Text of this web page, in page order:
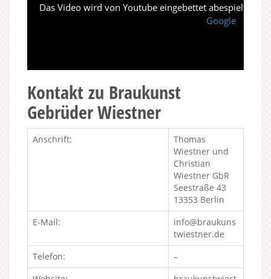
Das Video wird von Youtube eingebettet abespielt. Es
Google
Kontakt zu Braukunst
Gebrüder Wiestner
Anschrift:
Thomas
Wiestner und
Christian
Wiestner GbR
Seestraße 43
13353 Berlin
E-Mail:
info@braukuns
twiestner.de
Telefon:
–